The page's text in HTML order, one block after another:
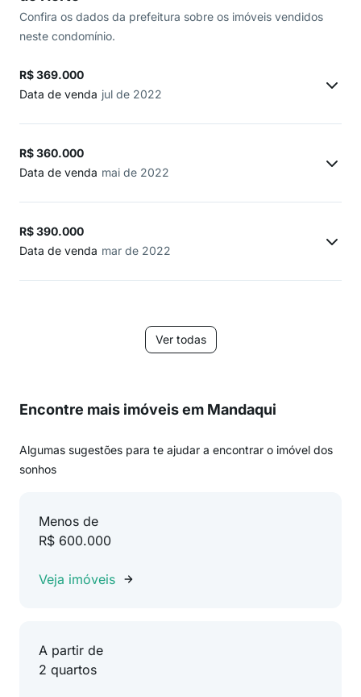
Confira os dados da prefeitura sobre os imóveis vendidos
neste condomínio.
R$ 369.000
Data de venda jul de 2022
R$ 360.000
Data de venda mai de 2022
R$ 390.000
Data de venda mar de 2022
Ver todas
Encontre mais imóveis em Mandaqui
Algumas sugestões para te ajudar a encontrar o imóvel dos
sonhos
Menos de
R$ 600.000
Veja imóveis
A partir de
2 quartos